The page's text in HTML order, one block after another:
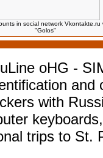
in social network Vkontakte.ru
"Golos"
oHG -
with
trips to St.